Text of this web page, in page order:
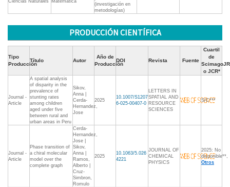
Ciencias Naturales Matemática
(investigación en
metodologías)
PRODUCCIÓN CIENTÍFICA
Tipo
Producción
Título Autor
Año de
Producción
DOI Revista Fuente
Cuartil
de
ScimagoJR
o JCR*
Journal -
Article
A spatial analysis
of disparity in the
prevalence of
stunting rates
among children
aged under five
between rural and
urban areas in Peru
Sikov,
Anna |
Cerda-
Hernandez,
Jose
2025
10.1007/S1207
6-025-00407-0
LETTERS IN
SPATIAL AND
RESOURCE
SCIENCES
S/C***
Journal -
Article
Phase transition of
a chiral molecular
model over the
complete graph
Cerda-
Hernandez,
Jose |
Sikov,
Anna |
Ramos,
Alberto |
Cruz-
Simbron,
Romulo
2025
10.1063/5.026
4221
JOURNAL OF
CHEMICAL
PHYSICS
2025: No
disponible**,
Otros